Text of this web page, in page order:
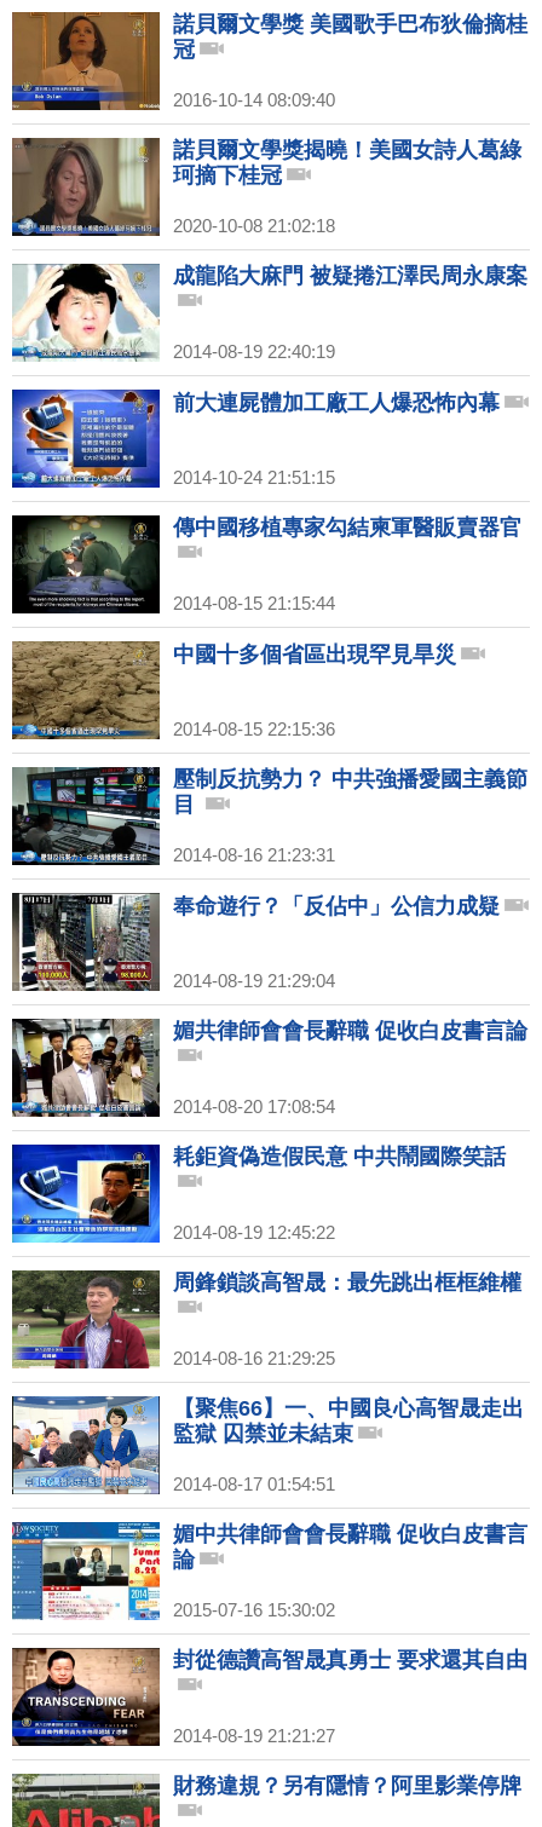
諾貝爾文學獎 美國歌手巴布狄倫摘桂
冠
2016-10-14 08:09:40
諾貝爾文學獎揭曉！美國女詩人葛綠
珂摘下桂冠
2020-10-08 21:02:18
成龍陷大麻門 被疑捲江澤民周永康案
2014-08-19 22:40:19
前大連屍體加工廠工人爆恐怖內幕
2014-10-24 21:51:15
傳中國移植專家勾結柬軍醫販賣器官
2014-08-15 21:15:44
中國十多個省區出現罕見旱災
2014-08-15 22:15:36
壓制反抗勢力？ 中共強播愛國主義節
目
2014-08-16 21:23:31
奉命遊行？「反佔中」公信力成疑
2014-08-19 21:29:04
媚共律師會會長辭職 促收白皮書言論
2014-08-20 17:08:54
耗鉅資偽造假民意 中共鬧國際笑話
2014-08-19 12:45:22
周鋒鎖談高智晟：最先跳出框框維權
2014-08-16 21:29:25
【聚焦66】一、中國良心高智晟走出
監獄 囚禁並未結束
2014-08-17 01:54:51
媚中共律師會會長辭職 促收白皮書言
論
2015-07-16 15:30:02
封從德讚高智晟真勇士 要求還其自由
2014-08-19 21:21:27
財務違規？另有隱情？阿里影業停牌